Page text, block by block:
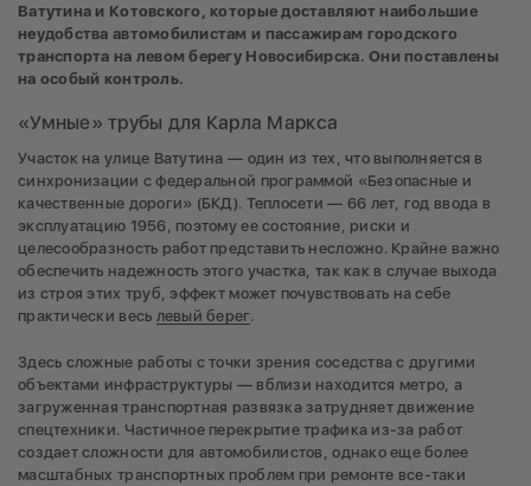
Ватутина и Котовского, которые доставляют наибольшие
неудобства автомобилистам и пассажирам городского
транспорта на левом берегу Новосибирска. Они поставлены
на особый контроль.
«Умные» трубы для Карла Маркса
Участок на улице Ватутина — один из тех, что выполняется в
синхронизации с федеральной программой «Безопасные и
качественные дороги» (БКД). Теплосети — 66 лет, год ввода в
эксплуатацию 1956, поэтому ее состояние, риски и
целесообразность работ представить несложно. Крайне важно
обеспечить надежность этого участка, так как в случае выхода
из строя этих труб, эффект может почувствовать на себе
практически весь левый берег.
Здесь сложные работы с точки зрения соседства с другими
объектами инфраструктуры — вблизи находится метро, а
загруженная транспортная развязка затрудняет движение
спецтехники. Частичное перекрытие трафика из-за работ
создает сложности для автомобилистов, однако еще более
масштабных транспортных проблем при ремонте все-таки